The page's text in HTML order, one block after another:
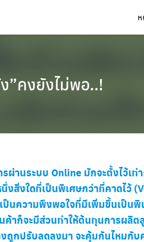
”คงยังไม่พอ..!
านระบบ Online มักจะตั้งไว้เท่
สิ่งใดที่เป็นพิเศษกว่าที่คาดไว้
ป็นความพึงพอใจที่มีเพิ่มขึ้นเป็นพิ
าก็จะมีส่วนทำให้ต้นทุนการผลิต
กปรับลดลงมา จะคุ้มกันไหมกับ